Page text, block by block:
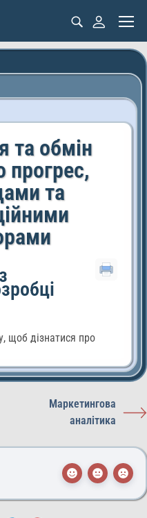
та обмін
прогреc,
та
щоб дізнатися про
Маркетингова
аналітика